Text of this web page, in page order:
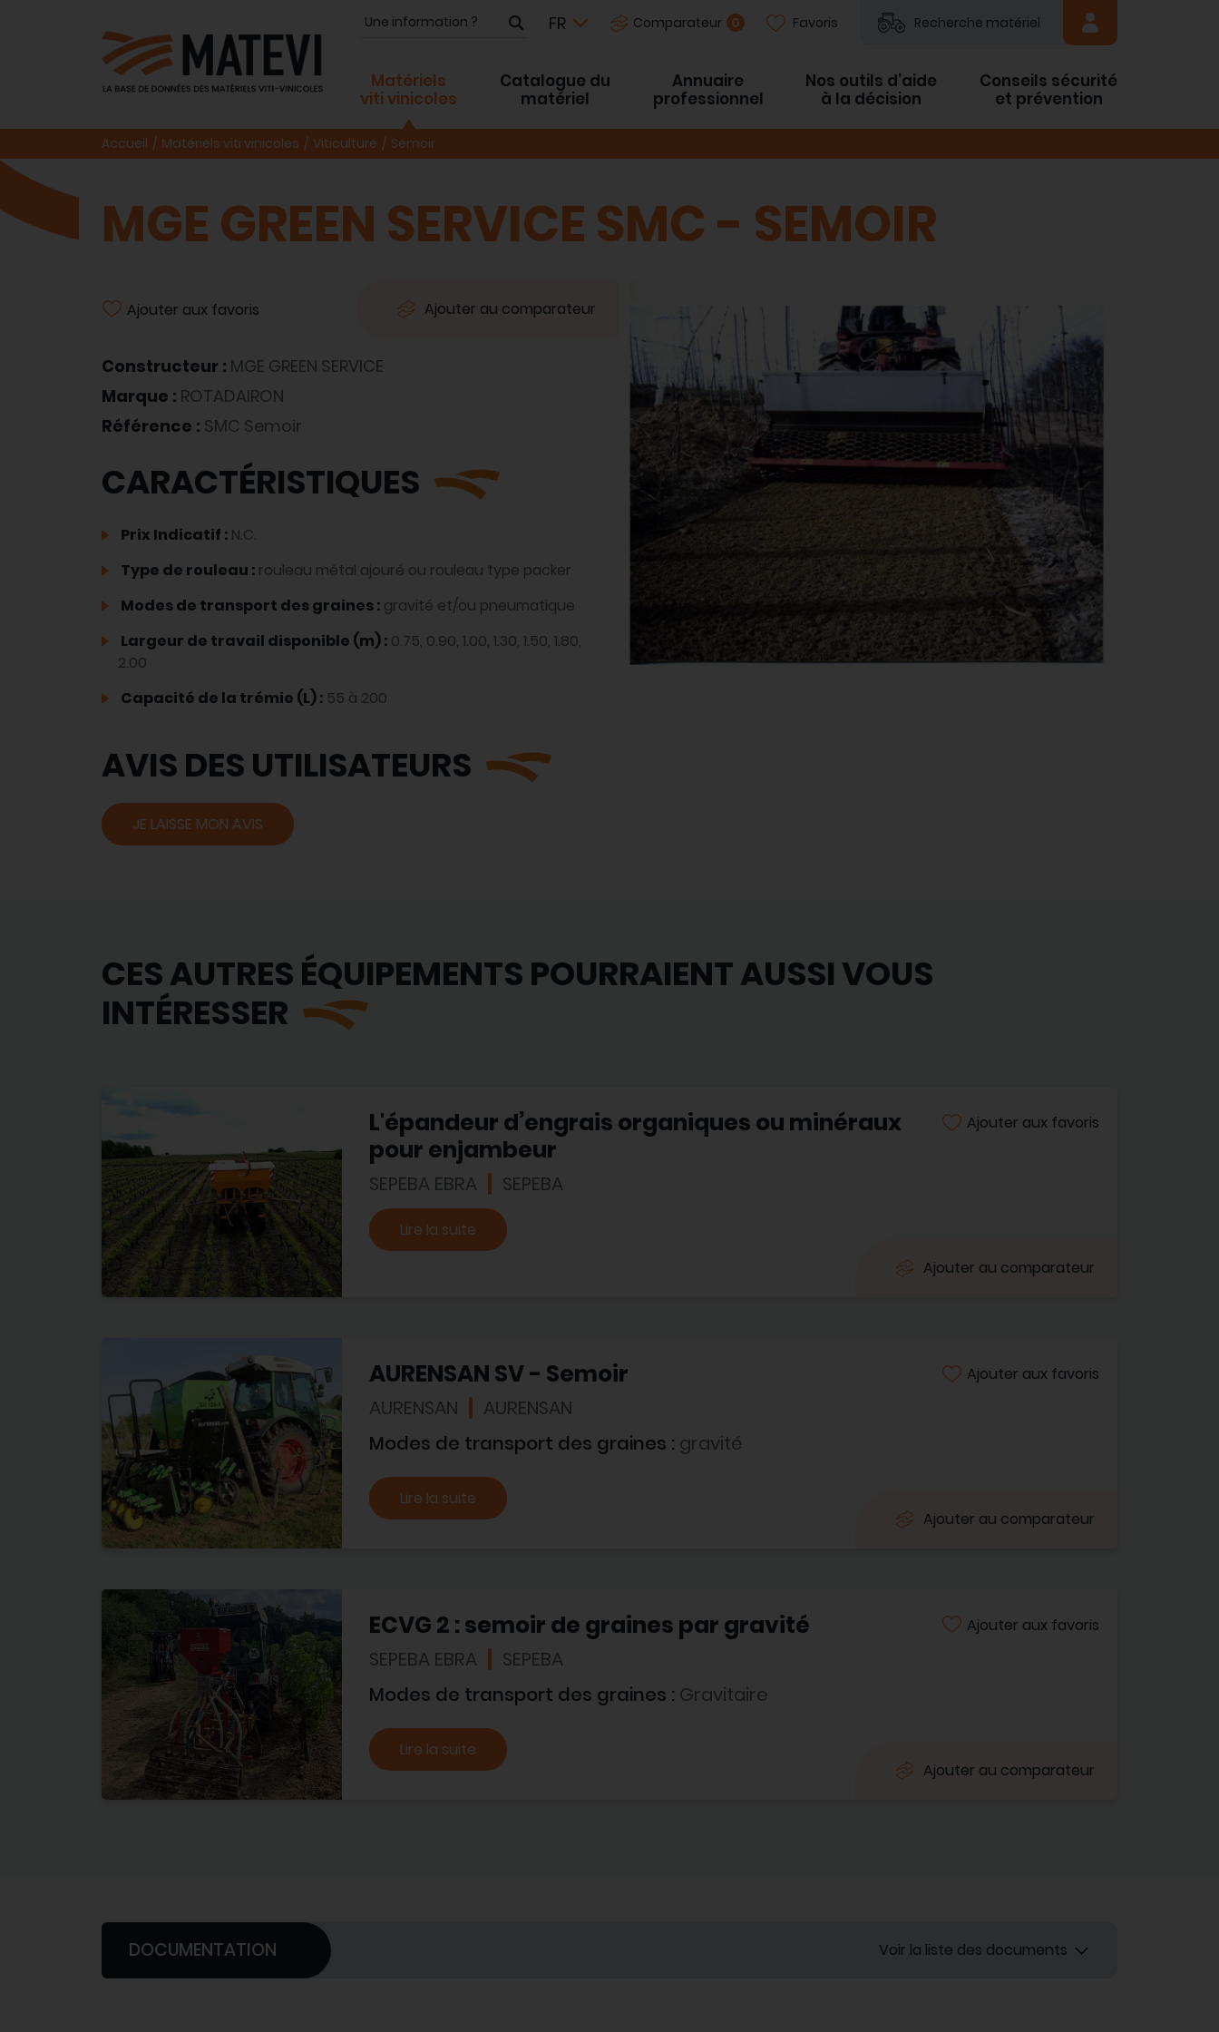
Comparateur 0 Favoris Recherche matériel
Matériels
viti vinicoles
Catalogue du
matériel
Annuaire
professionnel
Nos outils d’aide
à la décision
Conseils sécurité
et prévention
Accueil Matériels viti vinicoles Viticulture Semoir
MGE GREEN SERVICE SMC - SEMOIR
Ajouter aux favoris Ajouter au comparateur
Constructeur : MGE GREEN SERVICE
Marque : ROTADAIRON
Référence : SMC Semoir
CARACTÉRISTIQUES
Prix Indicatif : N.C.
Type de rouleau : rouleau métal ajouré ou rouleau type packer
Modes de transport des graines : gravité et/ou pneumatique
Largeur de travail disponible (m) : 0.75, 0.90, 1.00, 1.30, 1.50, 1.80,
2.00
Capacité de la trémie (L) : 55 à 200
AVIS DES UTILISATEURS
JE LAISSE MON AVIS
CES AUTRES ÉQUIPEMENTS POURRAIENT AUSSI VOUS
INTÉRESSER
L'épandeur d’engrais organiques ou minéraux
pour enjambeur
SEPEBA EBRA SEPEBA
Ajouter aux favoris
Lire la suite
Ajouter au comparateur
AURENSAN SV - Semoir
AURENSAN AURENSAN
Ajouter aux favoris
Modes de transport des graines : gravité
Lire la suite
Ajouter au comparateur
ECVG 2 : semoir de graines par gravité
SEPEBA EBRA SEPEBA
Ajouter aux favoris
Modes de transport des graines : Gravitaire
Lire la suite
Ajouter au comparateur
DOCUMENTATION Voir la liste des documents